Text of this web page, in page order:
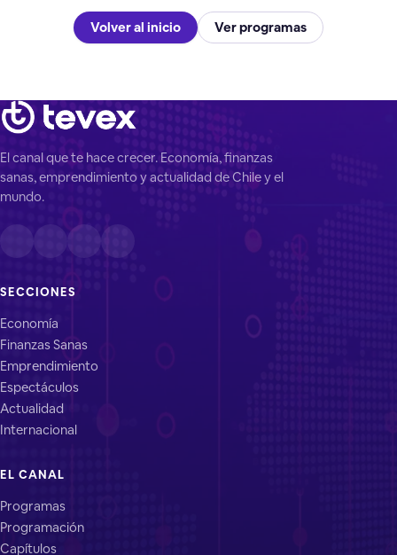
Volver al inicio Ver programas
El canal que te hace crecer. Economía, finanzas
sanas, emprendimiento y actualidad de Chile y el
mundo.
SECCIONES
Economía
Finanzas Sanas
Emprendimiento
Espectáculos
Actualidad
Internacional
EL CANAL
Programas
Programación
Capítulos